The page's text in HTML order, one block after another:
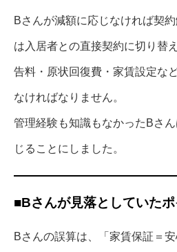
Bさんが減額に応じなければ契
は入居者との直接契約に切り替
告料・原状回復費・家賃設定な
なければなりません。
管理経験も知識もなかったBさ
じることにしました。
■Bさんが見落としていたポ
Bさんの誤算は、「家賃保証＝